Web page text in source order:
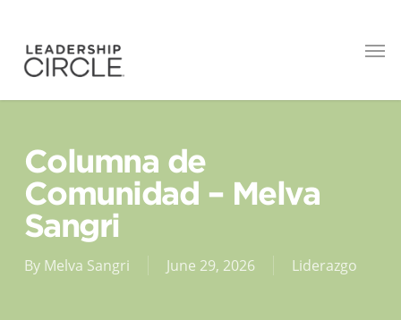
Columna de
Comunidad – Melva
Sangri
By Melva Sangri June 29, 2026 Liderazgo